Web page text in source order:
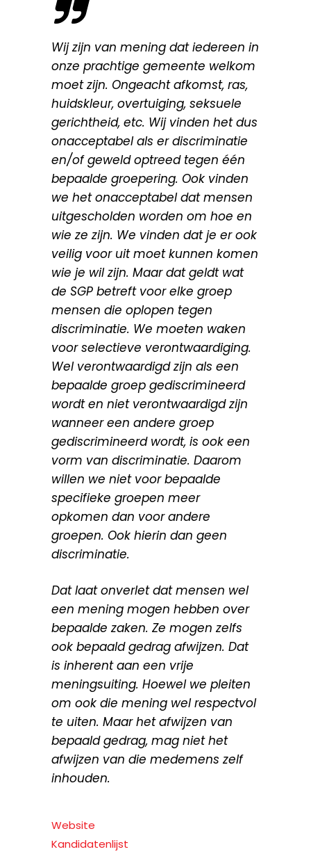
Wij zijn van mening dat iedereen in
onze prachtige gemeente welkom
moet zijn. Ongeacht afkomst, ras,
huidskleur, overtuiging, seksuele
gerichtheid, etc. Wij vinden het dus
onacceptabel als er discriminatie
en/of geweld optreed tegen één
bepaalde groepering. Ook vinden
we het onacceptabel dat mensen
uitgescholden worden om hoe en
wie ze zijn. We vinden dat je er ook
veilig voor uit moet kunnen komen
wie je wil zijn. Maar dat geldt wat
de SGP betreft voor elke groep
mensen die oplopen tegen
discriminatie. We moeten waken
voor selectieve verontwaardiging.
Wel verontwaardigd zijn als een
bepaalde groep gediscrimineerd
wordt en niet verontwaardigd zijn
wanneer een andere groep
gediscrimineerd wordt, is ook een
vorm van discriminatie. Daarom
willen we niet voor bepaalde
specifieke groepen meer
opkomen dan voor andere
groepen. Ook hierin dan geen
discriminatie.
Dat laat onverlet dat mensen wel
een mening mogen hebben over
bepaalde zaken. Ze mogen zelfs
ook bepaald gedrag afwijzen. Dat
is inherent aan een vrije
meningsuiting. Hoewel we pleiten
om ook die mening wel respectvol
te uiten. Maar het afwijzen van
bepaald gedrag, mag niet het
afwijzen van die medemens zelf
inhouden.
Website
Kandidatenlijst